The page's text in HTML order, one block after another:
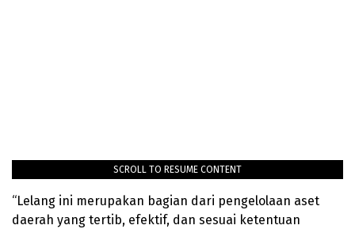
SCROLL TO RESUME CONTENT
“Lelang ini merupakan bagian dari pengelolaan aset
daerah yang tertib, efektif, dan sesuai ketentuan